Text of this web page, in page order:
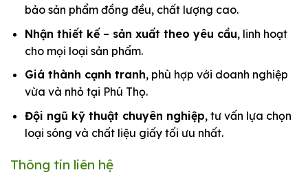
bảo sản phẩm đồng đều, chất lượng cao.
Nhận thiết kế – sản xuất theo yêu cầu, linh hoạt
cho mọi loại sản phẩm.
Giá thành cạnh tranh, phù hợp với doanh nghiệp
vừa và nhỏ tại Phú Thọ.
Đội ngũ kỹ thuật chuyên nghiệp, tư vấn lựa chọn
loại sóng và chất liệu giấy tối ưu nhất.
Thông tin liên hệ